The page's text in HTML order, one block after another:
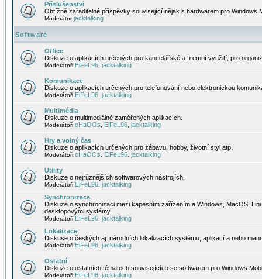
Příslušenství
Obtížně zařaditelné příspěvky související nějak s hardwarem pro Windows
Moderátorjacktalking
Software
Office
Diskuze o aplikacích určených pro kancelářské a firemní využití, pro
Moderátoři EiFeL96 jacktalking
Komunikace
Diskuze o aplikacích určených pro telefonování nebo elektronickou
Moderátoři EiFeL96 jacktalking
Multimédia
Diskuze o multimediálně zaměřených aplikacích.
Moderátoři cHaOOs EiFeL96 jacktalking
Hry a volný čas
Diskuze o aplikacích určených pro zábavu, hobby, životní styl atp.
Moderátoři cHaOOs EiFeL96 jacktalking
Utility
Diskuze o nejrůznějších softwarových nástrojích.
Moderátoři EiFeL96 jacktalking
Synchronizace
Diskuze o synchronizaci mezi kapesním zařízením a Windows, MacOS,
desktopovými systémy.
Moderátoři EiFeL96 jacktalking
Lokalizace
Diskuse o českých aj. národních lokalizacích systému, aplikací a nebo
Moderátoři EiFeL96 jacktalking
Ostatní
Diskuze o ostatních tématech souvisejících se softwarem pro Windows
Moderátoři EiFeL96 jacktalking